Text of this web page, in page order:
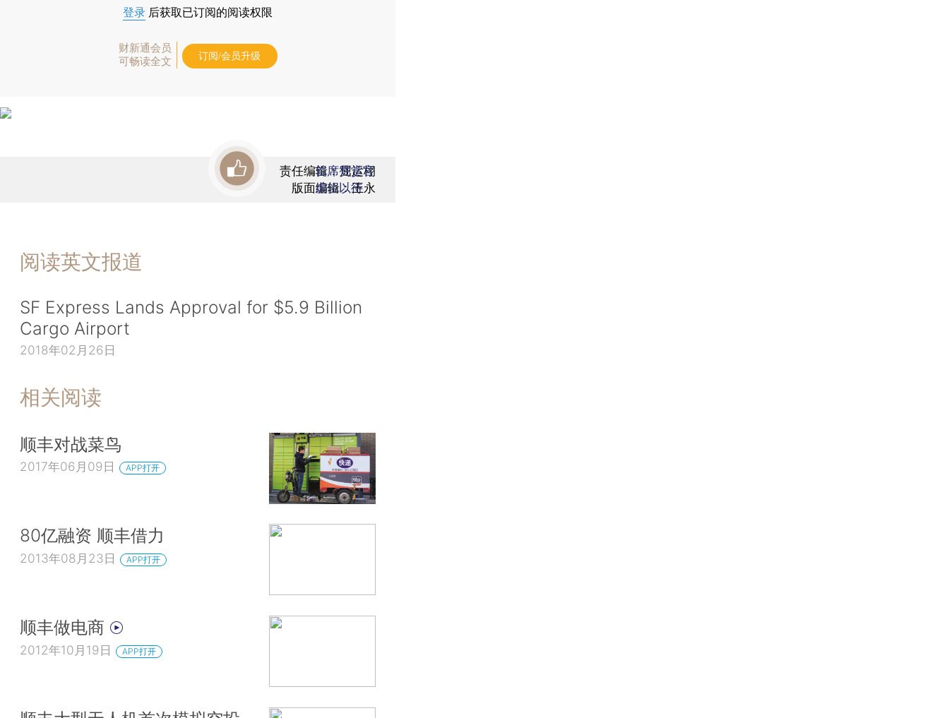
登录 后获取已订阅的阅读权限
财新通会员
可畅读全文
订阅/会员升级
责任编辑：屈运栩
版面编辑：王永
首席赞赏官
虚位以待
阅读英文报道
SF Express Lands Approval for $5.9 Billion
Cargo Airport
2018年02月26日
相关阅读
顺丰对战菜鸟
2017年06月09日 APP打开
80亿融资 顺丰借力
2013年08月23日 APP打开
顺丰做电商
2012年10月19日 APP打开